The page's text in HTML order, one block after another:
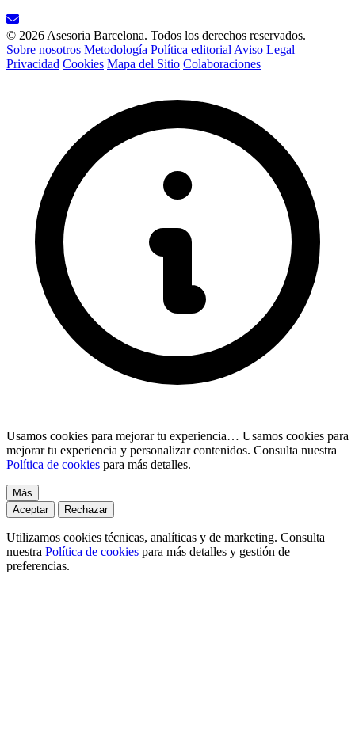
© 2026 Asesoria Barcelona. Todos los derechos reservados.
Sobre nosotros Metodología Política editorial Aviso Legal
Privacidad Cookies Mapa del Sitio Colaboraciones
Usamos cookies para mejorar tu experiencia… Usamos cookies para
mejorar tu experiencia y personalizar contenidos. Consulta nuestra
Política de cookies para más detalles.
Más
Aceptar
Rechazar
Utilizamos cookies técnicas, analíticas y de marketing. Consulta
nuestra Política de cookies para más detalles y gestión de
preferencias.